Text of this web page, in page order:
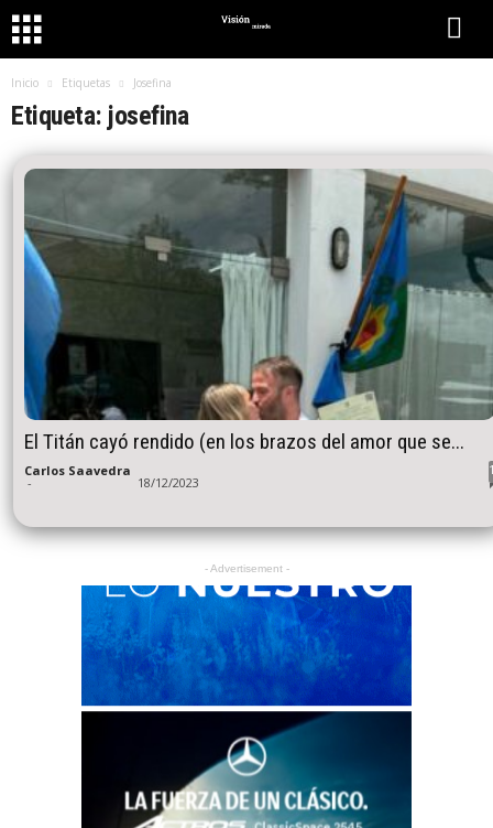
Inicio Etiquetas Josefina
Etiqueta: josefina
El Titán cayó rendido (en los brazos del amor que se...
Carlos Saavedra
- 18/12/2023
- Advertisement -